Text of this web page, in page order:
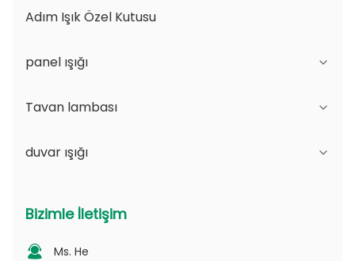
Adım Işık Özel Kutusu
panel ışığı
JDL Serisi
DSDL Serisi
MDL Serisi
Tavan lambası
JCL Serisi
PV Serisi
duvar ışığı
Değişilebilir Aperture
Bizimle İletişim
Ms. He